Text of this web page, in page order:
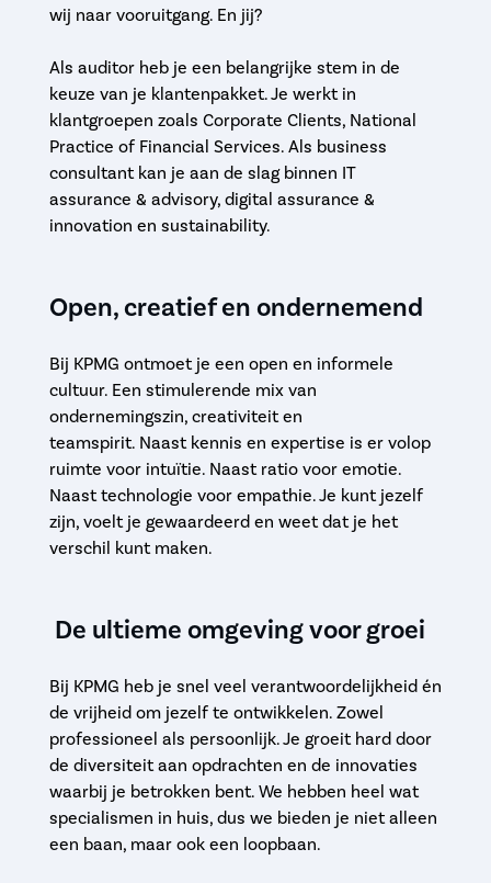
wij naar vooruitgang. En jij?
Als auditor heb je een belangrijke stem in de
keuze van je klantenpakket. Je werkt in
klantgroepen zoals Corporate Clients, National
Practice of Financial Services. Als business
consultant kan je aan de slag binnen IT
assurance & advisory, digital assurance &
innovation en sustainability.
Open, creatief en ondernemend
Bij KPMG ontmoet je een open en informele
cultuur. Een stimulerende mix van
ondernemingszin, creativiteit en
teamspirit. Naast kennis en expertise is er volop
ruimte voor intuïtie. Naast ratio voor emotie.
Naast technologie voor empathie. Je kunt jezelf
zijn, voelt je gewaardeerd en weet dat je het
verschil kunt maken.
De ultieme omgeving voor groei
Bij KPMG heb je snel veel verantwoordelijkheid én
de vrijheid om jezelf te ontwikkelen. Zowel
professioneel als persoonlijk. Je groeit hard door
de diversiteit aan opdrachten en de innovaties
waarbij je betrokken bent. We hebben heel wat
specialismen in huis, dus we bieden je niet alleen
een baan, maar ook een loopbaan.